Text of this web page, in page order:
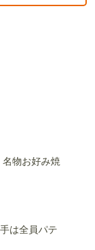
物お好み焼
は全員パテ